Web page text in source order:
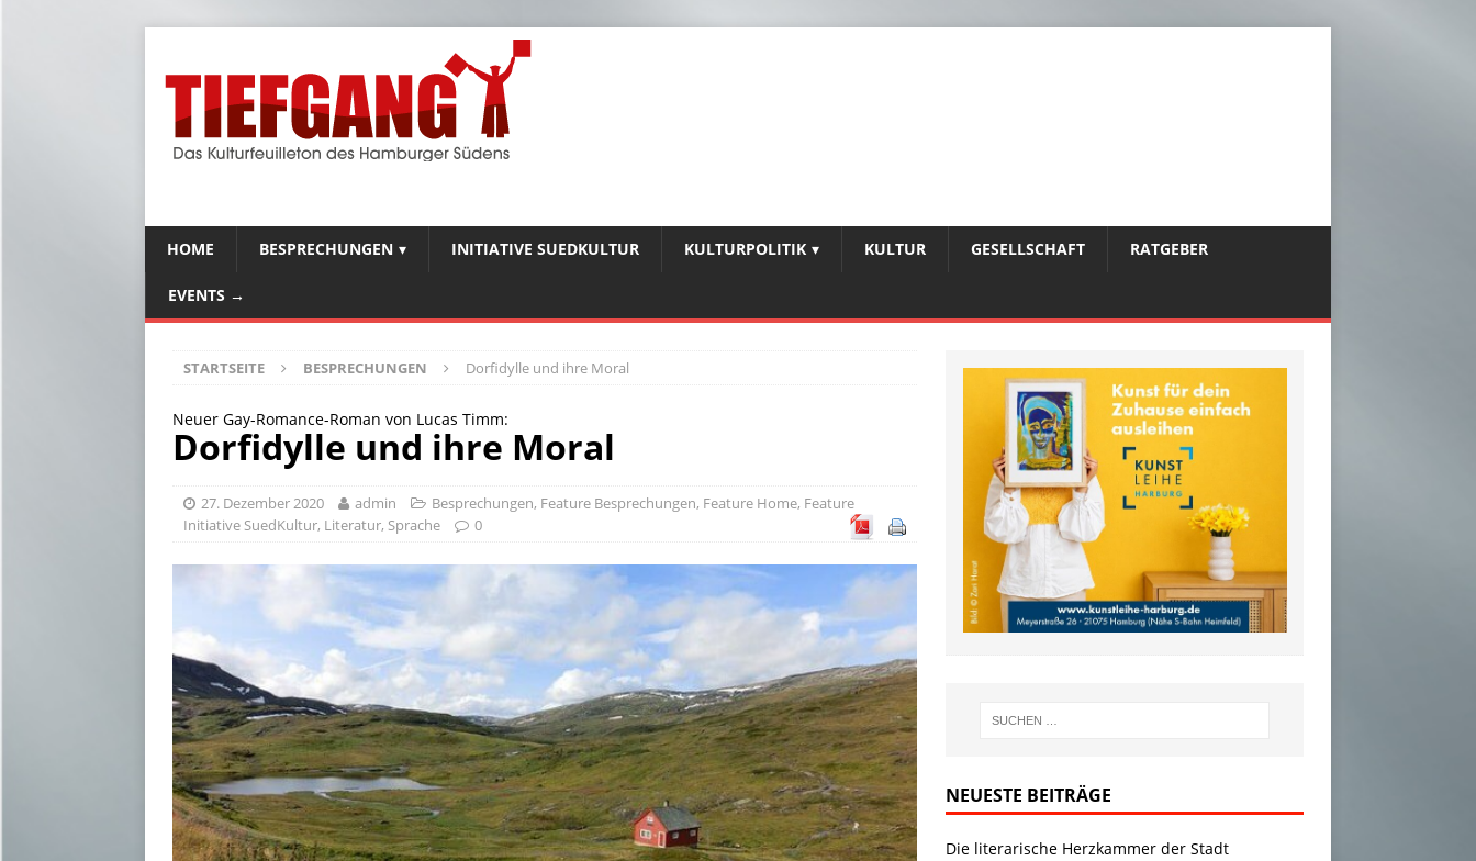
HOME BESPRECHUNGEN INITIATIVE SUEDKULTUR KULTURPOLITIK KULTUR GESELLSCHAFT RATGEBER
EVENTS →
STARTSEITE BESPRECHUNGEN Dorfidylle und ihre Moral
Neuer Gay-Romance-Roman von Lucas Timm:
Dorfidylle und ihre Moral
27. Dezember 2020 admin Besprechungen, Feature Besprechungen, Feature Home, Feature
Initiative SuedKultur, Literatur, Sprache 0
NEUESTE BEITRÄGE
Die literarische Herzkammer der Stadt